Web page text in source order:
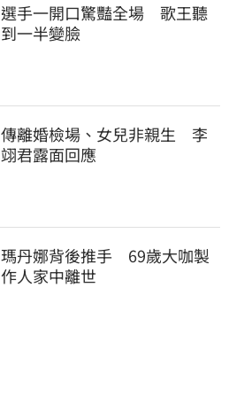
選手一開口驚豔全場　歌王聽
到一半變臉
傳離婚檢場、女兒非親生　李
翊君露面回應
瑪丹娜背後推手　69歲大咖製
作人家中離世